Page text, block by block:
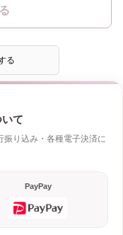
る
て
振り込み・各種電子決済に
PayPay